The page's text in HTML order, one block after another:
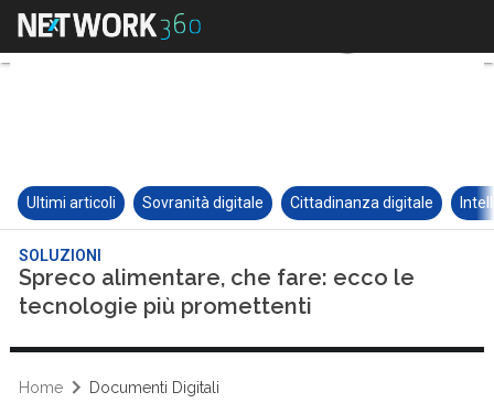
Ultimi articoli Sovranità digitale Cittadinanza digitale
SOLUZIONI
Spreco alimentare, che fare: ecco le
tecnologie più promettenti
Home Documenti Digitali